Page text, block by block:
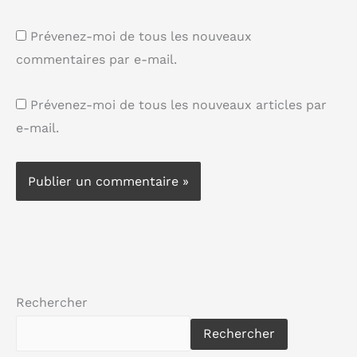
Prévenez-moi de tous les nouveaux
commentaires par e-mail.
Prévenez-moi de tous les nouveaux articles par
e-mail.
Rechercher
Rechercher